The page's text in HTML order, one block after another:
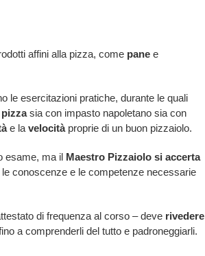
affini alla pizza, come panee
le esercitazioni pratiche, durante le quali
sia con impasto napoletano sia con
e la velocitàproprie di un buon pizzaiolo.
esame, ma ilMaestro Pizzaiolo si accerta
conoscenze e le competenze necessarie
di frequenza al corso – deve rivedere
a comprenderli del tutto e padroneggiarli.